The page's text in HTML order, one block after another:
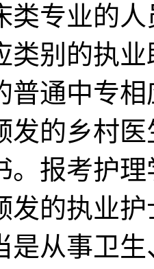
类专业的
类别的执
普通中专
发的乡村
。报考护
发的执业
是从事卫